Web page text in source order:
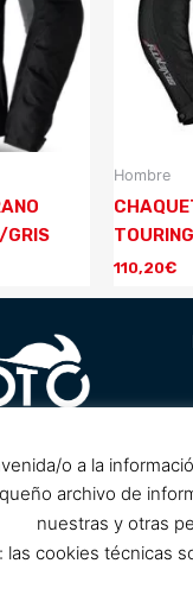
GRIS
Hombre
110,20€
tienda
o a la
archivo de
nuestras y otras
cookies técnicas